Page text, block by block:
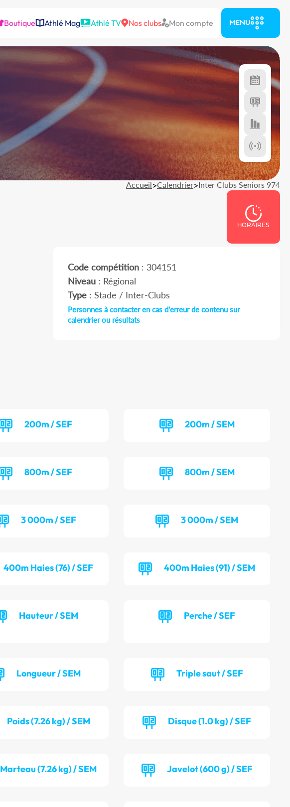
Boutique Athlé Mag Athlé TV Nos clubs Mon compte MENU
Accueil>Calendrier>Inter Clubs Seniors 974
HORAIRES
Code compétition: 304151
Niveau: Régional
Type: Stade / Inter-Clubs
Personnes à contacter en cas d'erreur de contenu sur
calendrier ou résultats
200m / SEF 200m / SEM
800m / SEF 800m / SEM
3 000m / SEF 3 000m / SEM
400m Haies (76) / SEF 400m Haies (91) / SEM
Hauteur / SEM Perche / SEF
Longueur / SEM Triple saut / SEF
Poids (7.26 kg) / SEM Disque (1.0 kg) / SEF
Marteau (7.26 kg) / SEM Javelot (600 g) / SEF